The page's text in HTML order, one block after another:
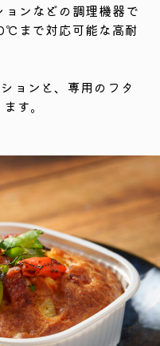
ンなどの調理機器で
まで対応可能な高耐
ョンと、専用のフタ
す。